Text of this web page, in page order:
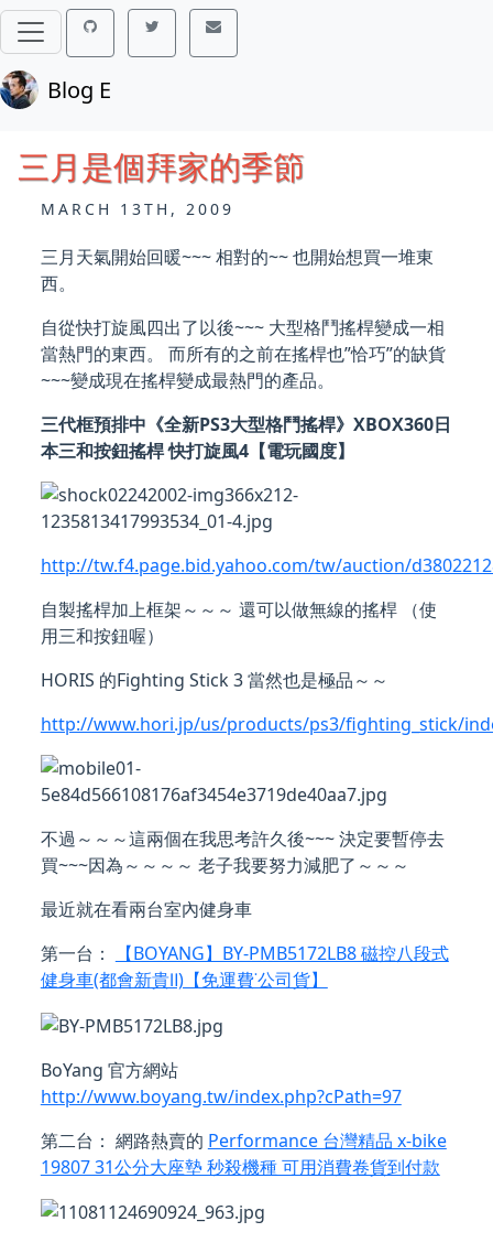
Blog E
三月是個拜家的季節
MARCH 13TH, 2009
三月天氣開始回暖~~~ 相對的~~ 也開始想買一堆東
西。
自從快打旋風四出了以後~~~ 大型格鬥搖桿變成一相
當熱門的東西。 而所有的之前在搖桿也”恰巧”的缺貨
~~~變成現在搖桿變成最熱門的產品。
三代框預排中《全新PS3大型格鬥搖桿》XBOX360日
本三和按鈕搖桿 快打旋風4【電玩國度】
http://tw.f4.page.bid.yahoo.com/tw/auction/
自製搖桿加上框架～～～ 還可以做無線的搖桿 （使
用三和按鈕喔）
HORIS 的Fighting Stick 3 當然也是極品～～
http://www.hori.jp/us/products/ps3/fighting_stick/
不過～～～這兩個在我思考許久後~~~ 決定要暫停去
買~~~因為～～～～ 老子我要努力減肥了～～～
最近就在看兩台室內健身車
第一台：
【BOYANG】BY-PMB5172LB8 磁控八段式
健身車(都會新貴Ⅱ)【免運費˙公司貨】
BoYang 官方網站
http://www.boyang.tw/index.php?cPath=97
第二台： 網路熱賣的 Performance 台灣精品 x-bike
19807 31公分大座墊 秒殺機種 可用消費卷貨到付款